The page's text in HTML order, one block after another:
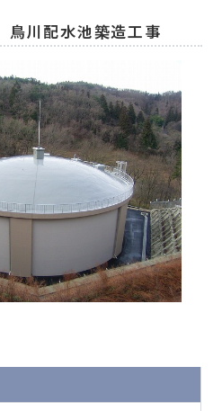
川配水池築造工事